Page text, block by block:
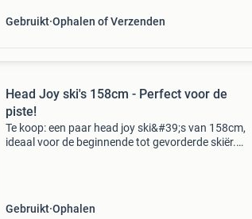
Gebruikt Ophalen of Verzenden
Head Joy ski's 158cm - Perfect voor de
piste!
Te koop: een paar head joy ski&#39;s van 158cm,
ideaal voor de beginnende tot gevorderde skiër.
Gebruikt Ophalen